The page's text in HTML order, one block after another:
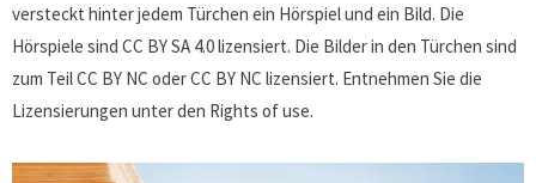
versteckt hinter jedem Türchen ein Hörspiel und ein Bild. Die
Hörspiele sind CC BY SA 4.0 lizensiert. Die Bilder in den Türchen sind
zum Teil CC BY NC oder CC BY NC lizensiert. Entnehmen Sie die
Lizensierungen unter den Rights of use.